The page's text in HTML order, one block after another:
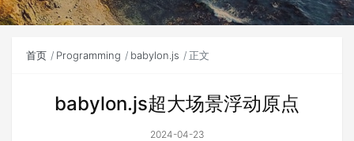
首页 Programming babylon.js 正文
babylon.js超大场景浮动原点
2024-04-23